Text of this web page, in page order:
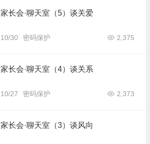
家长会·聊天室（5）谈关爱
10/30 2,375
密码保护
家长会·聊天室（4）谈关系
10/27 2,373
密码保护
家长会·聊天室（3）谈风向